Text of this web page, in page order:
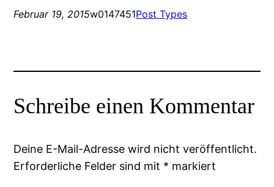
Februar 19, 2015w0147451Post Types
Schreibe einen Kommentar
Deine E-Mail-Adresse wird nicht veröffentlicht.
Erforderliche Felder sind mit * markiert